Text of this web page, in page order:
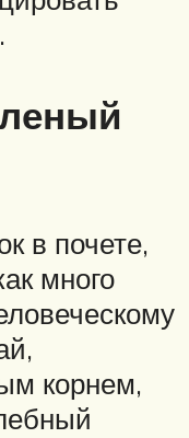
в почете,
много
корнем,